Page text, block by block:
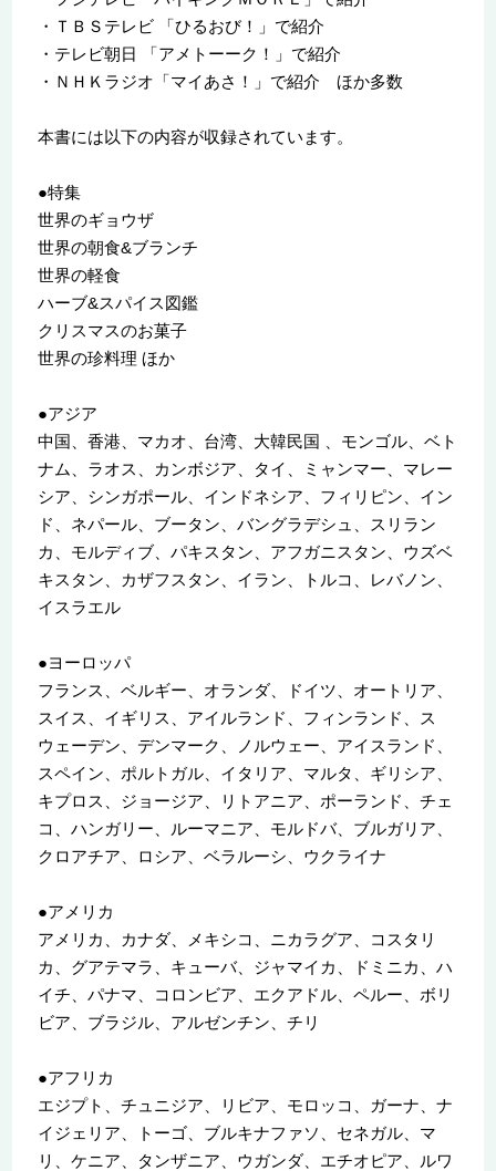
・ＴＢＳテレビ 「ひるおび！」で紹介
・テレビ朝日 「アメトーーク！」で紹介
・ＮＨＫラジオ「マイあさ！」で紹介 ほか多数
本書には以下の内容が収録されています。
●特集
世界のギョウザ
世界の朝食&ブランチ
世界の軽食
ハーブ&スパイス図鑑
クリスマスのお菓子
世界の珍料理 ほか
●アジア
中国、香港、マカオ、台湾、大韓民国 、モンゴル、ベト
ナム、ラオス、カンボジア、タイ、ミャンマー、マレー
シア、シンガポール、インドネシア、フィリピン、イン
ド、ネパール、ブータン、バングラデシュ、スリラン
カ、モルディブ、パキスタン、アフガニスタン、ウズベ
キスタン、カザフスタン、イラン、トルコ、レバノン、
イスラエル
●ヨーロッパ
フランス、ベルギー、オランダ、ドイツ、オートリア、
スイス、イギリス、アイルランド、フィンランド、ス
ウェーデン、デンマーク、ノルウェー、アイスランド、
スペイン、ポルトガル、イタリア、マルタ、ギリシア、
キプロス、ジョージア、リトアニア、ポーランド、チェ
コ、ハンガリー、ルーマニア、モルドバ、ブルガリア、
クロアチア、ロシア、ベラルーシ、ウクライナ
●アメリカ
アメリカ、カナダ、メキシコ、ニカラグア、コスタリ
カ、グアテマラ、キューバ、ジャマイカ、ドミニカ、ハ
イチ、パナマ、コロンビア、エクアドル、ペルー、ボリ
ビア、ブラジル、アルゼンチン、チリ
●アフリカ
エジプト、チュニジア、リビア、モロッコ、ガーナ、ナ
イジェリア、トーゴ、ブルキナファソ、セネガル、マ
リ、ケニア、タンザニア、ウガンダ、エチオピア、ルワ